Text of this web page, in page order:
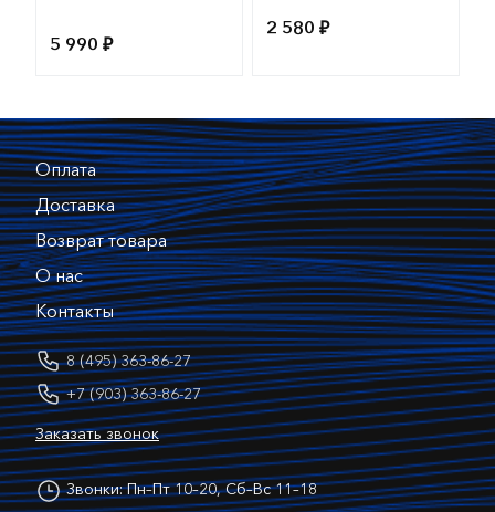
5 990 ₽
2 580 ₽
Оплата
Доставка
Возврат товара
О нас
Контакты
8 (495) 363-86-27
+7 (903) 363-86-27
Заказать звонок
Звонки: Пн–Пт 10–20, Сб–Вс 11–18